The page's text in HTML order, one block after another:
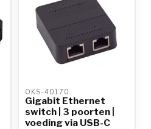
OKS-40170
Gigabit Ethernet
switch | 3 poorten |
voeding via USB-C